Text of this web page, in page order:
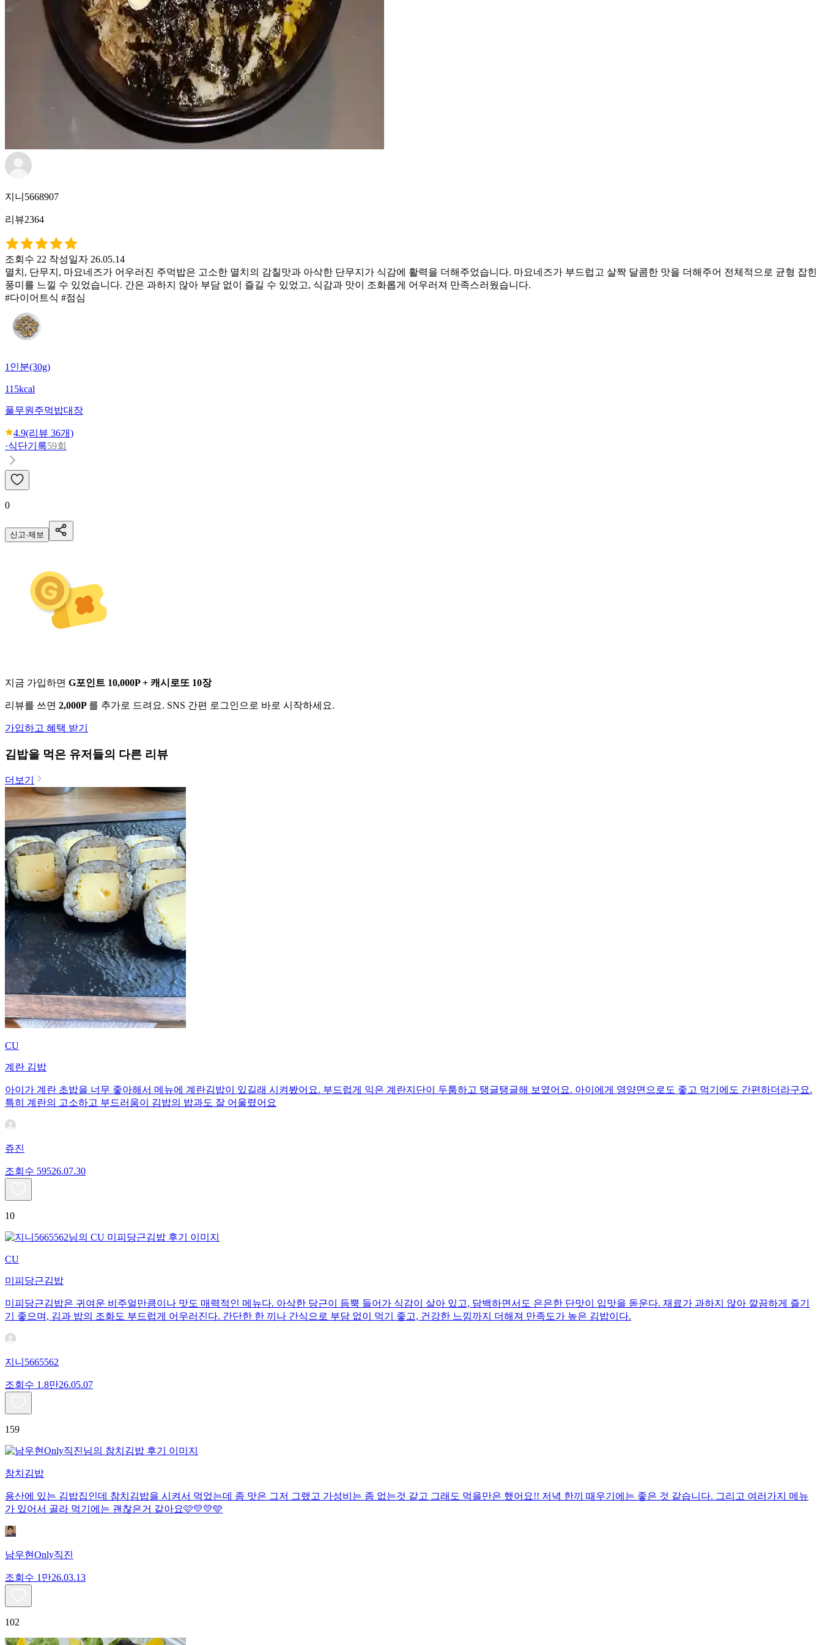
지니5668907
리뷰2364
조회수 22 작성일자 26.05.14
멸치, 단무지, 마요네즈가 어우러진 주먹밥은 고소한 멸치의 감칠맛과 아삭한 단무지가 식감에 활력을 더해주었습니다. 마요네즈가 부드럽고 살짝 달콤한 맛을 더해주어 전체적으로 균형 잡힌
풍미를 느낄 수 있었습니다. 간은 과하지 않아 부담 없이 즐길 수 있었고, 식감과 맛이 조화롭게 어우러져 만족스러웠습니다.
#다이어트식 #점심
1인분(30g)
115kcal
풀무원 주먹밥대장
4.9(리뷰 36개)
·식단기록59회
0
신고·제보
지금 가입하면 G포인트 10,000P + 캐시로또 10장
리뷰를 쓰면 2,000P 를 추가로 드려요. SNS 간편 로그인으로 바로 시작하세요.
가입하고 혜택 받기
김밥을 먹은 유저들의 다른 리뷰
더보기
CU
계란 김밥
아이가 계란 초밥을 너무 좋아해서 메뉴에 계란김밥이 있길래 시켜봤어요. 부드럽게 익은 계란지단이 두툼하고 탱글탱글해 보였어요. 아이에게 영양면으로도 좋고 먹기에도 간편하더라구요.
특히 계란의 고소하고 부드러움이 김밥의 밥과도 잘 어울렸어요
쥬진
조회수 59526.07.30
10
CU
미피당근김밥
미피당근김밥은 귀여운 비주얼만큼이나 맛도 매력적인 메뉴다. 아삭한 당근이 듬뿍 들어가 식감이 살아 있고, 담백하면서도 은은한 단맛이 입맛을 돋운다. 재료가 과하지 않아 깔끔하게 즐기
기 좋으며, 김과 밥의 조화도 부드럽게 어우러진다. 간단한 한 끼나 간식으로 부담 없이 먹기 좋고, 건강한 느낌까지 더해져 만족도가 높은 김밥이다.
지니5665562
조회수 1.8만26.05.07
159
참치김밥
용산에 있는 김밥집인데 참치김밥을 시켜서 먹었는데 좀 맛은 그저 그랬고 가성비는 좀 없는것 같고 그래도 먹을만은 했어요!! 저녁 한끼 때우기에는 좋은 것 같습니다. 그리고 여러가지 메뉴
가 있어서 골라 먹기에는 괜찮은거 같아요🩷💛💛🩵
남우현Only직진
조회수 1만26.03.13
102